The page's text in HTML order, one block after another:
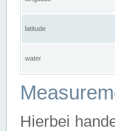
latitude
water
Hierbei